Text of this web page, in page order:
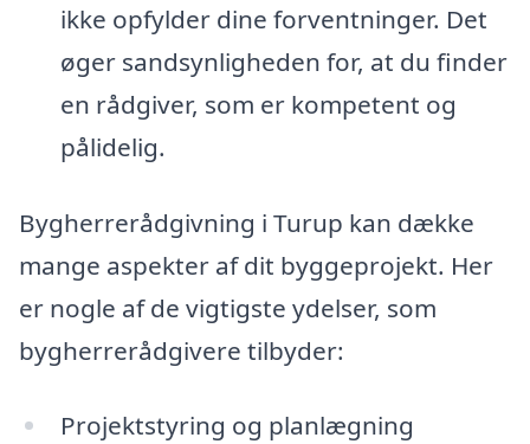
ikke opfylder dine forventninger. Det
øger sandsynligheden for, at du finder
en rådgiver, som er kompetent og
pålidelig.
Bygherrerådgivning i Turup kan dække
mange aspekter af dit byggeprojekt. Her
er nogle af de vigtigste ydelser, som
bygherrerådgivere tilbyder:
Projektstyring og planlægning